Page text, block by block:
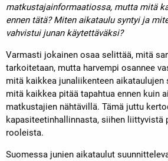
matkustajainformaatiossa, mutta mitä
ennen tätä? Miten aikataulu syntyi ja
vahvistui junan käytettäväksi?
Varmasti jokainen osaa selittää, mitä
tarkoitetaan, mutta harvempi osannee
mitä kaikkea junaliikenteen aikataulujen
mitä kaikkea pitää tapahtua ennen kuin
matkustajien nähtävillä. Tämä juttu
kapasiteetinhallinnasta, siihen liittyvistä
rooleista.
Suomessa junien aikataulut